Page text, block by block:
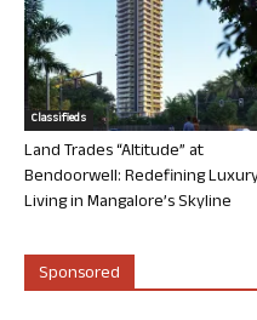
Classifieds
Land Trades “Altitude” at
Bendoorwell: Redefining
Living in Mangalore’s Skyline
Sponsored